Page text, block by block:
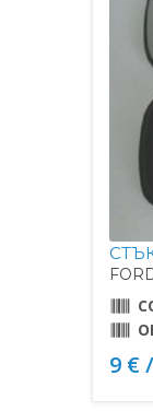
9 €